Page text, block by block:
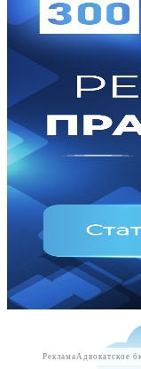
Реклама Адвокатское